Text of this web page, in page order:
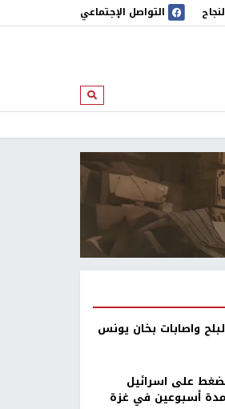
التواصل الإجتماعي
ابحث
واصابات بخان يونس
تضغط على اسرائيل
أسبوعين في غزة